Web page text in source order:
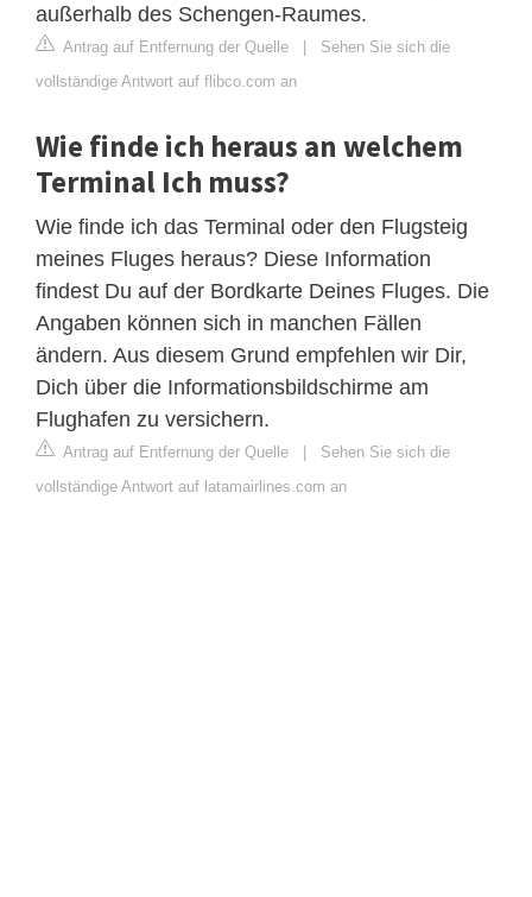
außerhalb des Schengen-Raumes.
Antrag auf Entfernung der Quelle | Sehen Sie sich die
vollständige Antwort auf flibco.com an
Wie finde ich heraus an welchem
Terminal Ich muss?
Wie finde ich das Terminal oder den Flugsteig
meines Fluges heraus? Diese Information
findest Du auf der Bordkarte Deines Fluges. Die
Angaben können sich in manchen Fällen
ändern. Aus diesem Grund empfehlen wir Dir,
Dich über die Informationsbildschirme am
Flughafen zu versichern.
Antrag auf Entfernung der Quelle | Sehen Sie sich die
vollständige Antwort auf latamairlines.com an